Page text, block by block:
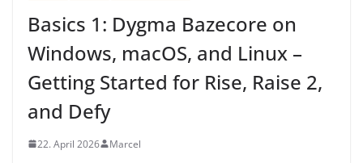
Basics 1: Dygma Bazecore on
Windows, macOS, and Linux –
Getting Started for Rise, Raise 2,
and Defy
22. April 2026 Marcel